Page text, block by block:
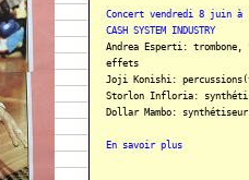
Concert vendredi 8 juin à
CASH SYSTEM INDUSTRY
Andrea Esperti:
effets
Joji Konishi:
Storlon Infloria:
Dollar Mambo:
En savoir plus